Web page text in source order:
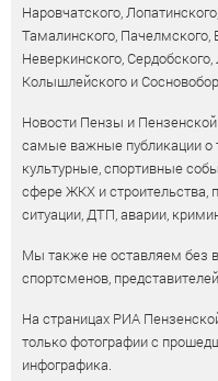
Наровчатского,
Тамалинского, Пачелмского,
Неверкинского,
Колышлейского и
Новости Пензы и
самые важные публикации о
культурные, спортивные
сфере ЖКХ и строительства,
ситуации, ДТП, аварии,
Мы также не оставляем без
спортсменов,
На страницах РИА
только фотографии с
инфографика.